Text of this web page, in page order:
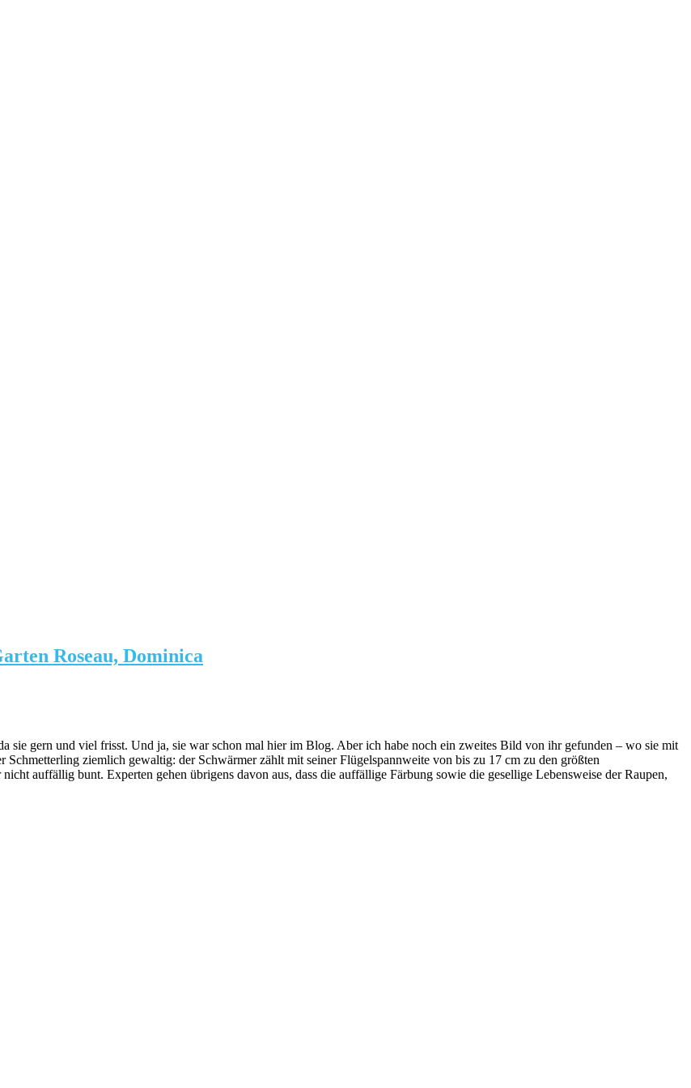
Roseau, Dominica
sie gern und viel frisst. Und ja, sie war schon mal hier im Blog. Aber ich habe noch ein zweites Bild von ihr gefunden – wo sie mit
Schmetterling ziemlich gewaltig: der Schwärmer zählt mit seiner Flügelspannweite von bis zu 17 cm zu den größten
auffällig bunt. Experten gehen übrigens davon aus, dass die auffällige Färbung sowie die gesellige Lebensweise der Raupen,